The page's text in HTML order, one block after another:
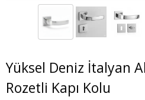
Yüksel Deniz İtalyan
Rozetli Kapı Kolu